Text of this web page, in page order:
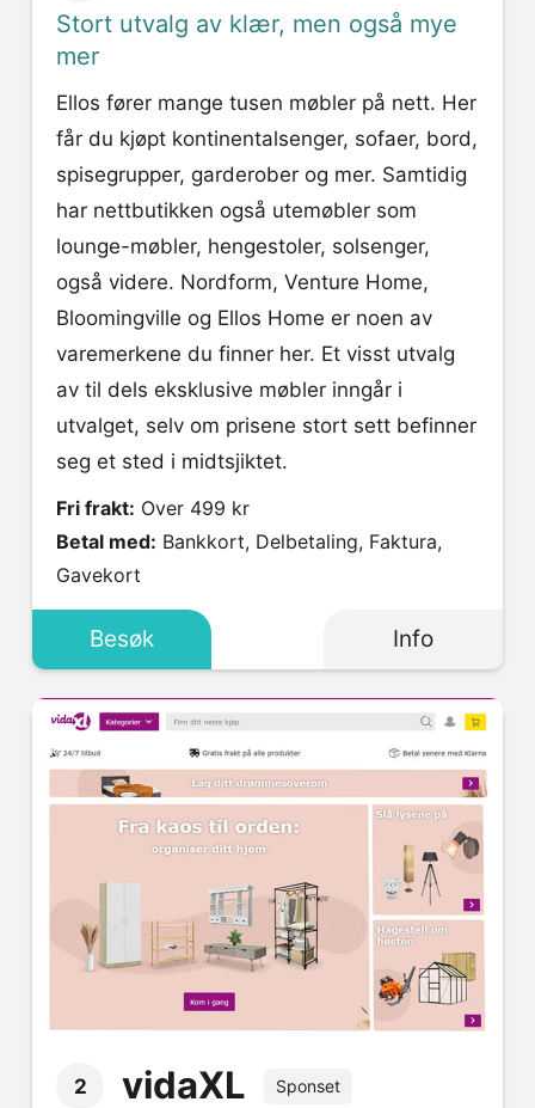
Stort utvalg av klær, men også mye
mer
Ellos fører mange tusen møbler på nett. Her
får du kjøpt kontinentalsenger, sofaer, bord,
spisegrupper, garderober og mer. Samtidig
har nettbutikken også utemøbler som
lounge-møbler, hengestoler, solsenger,
også videre. Nordform, Venture Home,
Bloomingville og Ellos Home er noen av
varemerkene du finner her. Et visst utvalg
av til dels eksklusive møbler inngår i
utvalget, selv om prisene stort sett befinner
seg et sted i midtsjiktet.
Fri frakt: Over 499 kr
Betal med:
Gavekort
Besøk Info
2 vidaXL Sponset